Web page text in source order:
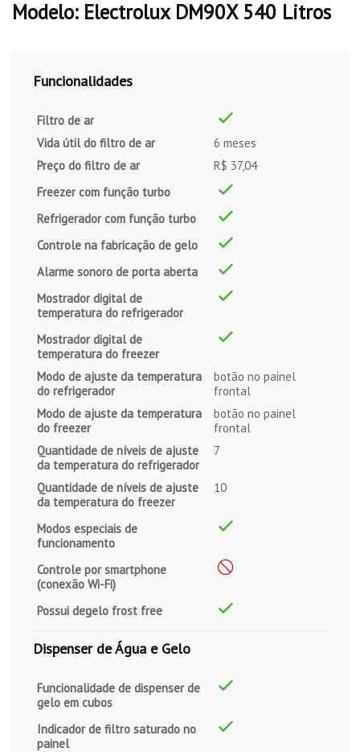
Modelo: Electrolux DM90X 540 Litros
Funcionalidades
Filtro de ar
Vida útil do filtro de ar
6 meses
Preço do filtro de ar
R$ 37,04
Freezer com função turbo
Refrigerador com função turbo
Controle na fabricação de gelo
Alarme sonoro de porta aberta
Mostrador digital de
temperatura do refrigerador
Mostrador digital de
temperatura do freezer
Modo de ajuste da temperatura
do refrigerador
botão no painel
frontal
Modo de ajuste da temperatura
do freezer
botão no painel
frontal
Quantidade de níveis de ajuste
da temperatura do refrigerador
7
Quantidade de níveis de ajuste
da temperatura do freezer
10
Modos especiais de
funcionamento
Controle por smartphone
(conexão Wi-Fi)
Possui degelo frost free
Dispenser de Água e Gelo
Funcionalidade de dispenser de
gelo em cubos
Indicador de filtro saturado no
painel